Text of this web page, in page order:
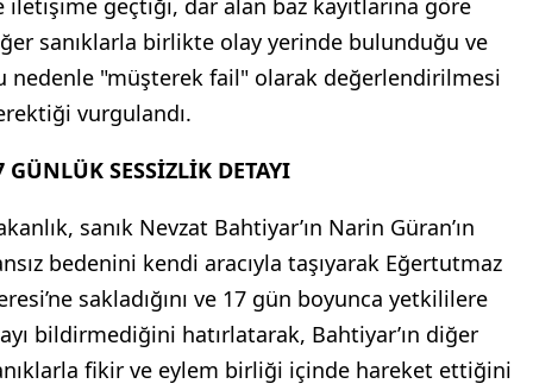
iletişime geçtiği, dar alan baz kayıtlarına göre
sanıklarla birlikte olay yerinde bulunduğu ve
nedenle "müşterek fail" olarak değerlendirilmesi
vurgulandı.
GÜNLÜK SESSİZLİK DETAYI
sanık Nevzat Bahtiyar’ın Narin Güran’ın
bedenini kendi aracıyla taşıyarak Eğertutmaz
sakladığını ve 17 gün boyunca yetkililere
bildirmediğini hatırlatarak, Bahtiyar’ın diğer
fikir ve eylem birliği içinde hareket ettiğini